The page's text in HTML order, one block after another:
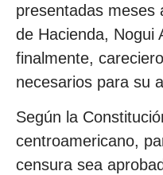
presentadas meses
de Hacienda, Nogui
finalmente,
necesarios para su
Según la
centroamericano,
censura sea